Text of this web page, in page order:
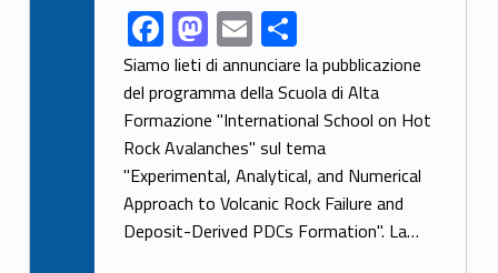
Link identifier share facebook archive #share-link-archive-88088F
ac
e
b
o
o
k
M
as
to
d
o
n
E
m
ai
l
S
h
ar
e
Siamo lieti di annunciare la pubblicazione
del programma della Scuola di Alta
Formazione "International School on Hot
Rock Avalanches" sul tema
"Experimental, Analytical, and Numerical
Approach to Volcanic Rock Failure and
Deposit-Derived PDCs Formation". La…